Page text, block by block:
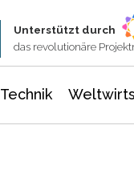
Unterstützt durch
das revolutionäre
Technik